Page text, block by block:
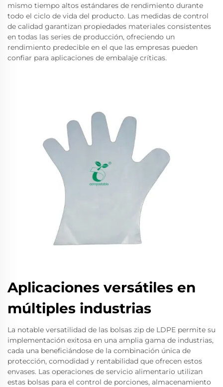
mismo tiempo altos estándares de rendimiento durante
todo el ciclo de vida del producto. Las medidas de control
de calidad garantizan propiedades materiales consistentes
en todas las series de producción, ofreciendo un
rendimiento predecible en el que las empresas pueden
confiar para aplicaciones de embalaje críticas.
Aplicaciones versátiles en
múltiples industrias
La notable versatilidad de las bolsas zip de LDPE permite su
implementación exitosa en una amplia gama de industrias,
cada una beneficiándose de la combinación única de
protección, comodidad y rentabilidad que ofrecen estos
envases. Las operaciones de servicio alimentario utilizan
estas bolsas para el control de porciones, almacenamiento